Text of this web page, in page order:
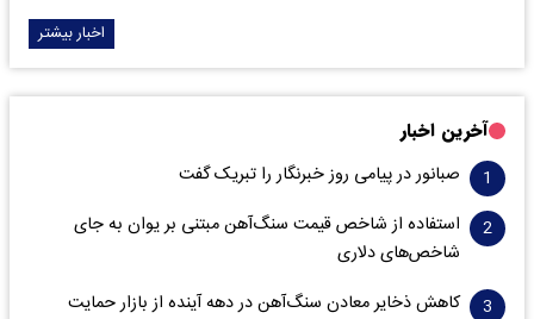
اخبار بیشتر
آخرین اخبار
صبانور در پیامی روز خبرنگار را تبریک گفت
استفاده از شاخص قیمت سنگ‌آهن مبتنی بر یوان به جای
شاخص‌های دلاری
کاهش ذخایر معادن سنگ‌آهن در دهه آینده از بازار حمایت